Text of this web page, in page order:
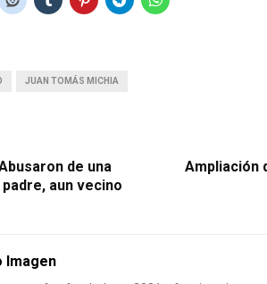
JUAN TOMÁS MICHIA
de una
aun vecino
Ampliación
Imagen